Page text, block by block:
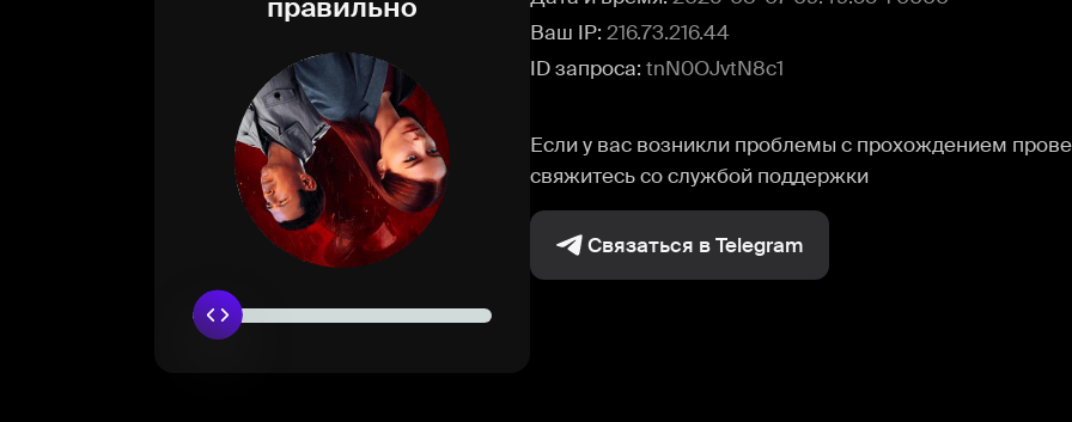
правильно
Ваш IP: 216.73.216.44
ID запроса: tnN0OJvtN8c1
Если у вас возникли проблемы с прохождением
свяжитесь со службой поддержки
Связаться в Telegram